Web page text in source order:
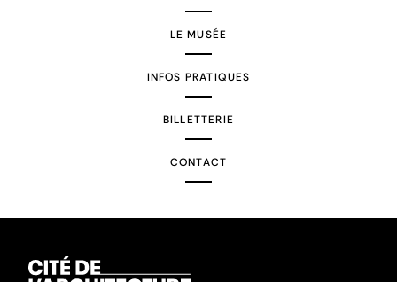
LE MUSÉE
INFOS PRATIQUES
BILLETTERIE
CONTACT